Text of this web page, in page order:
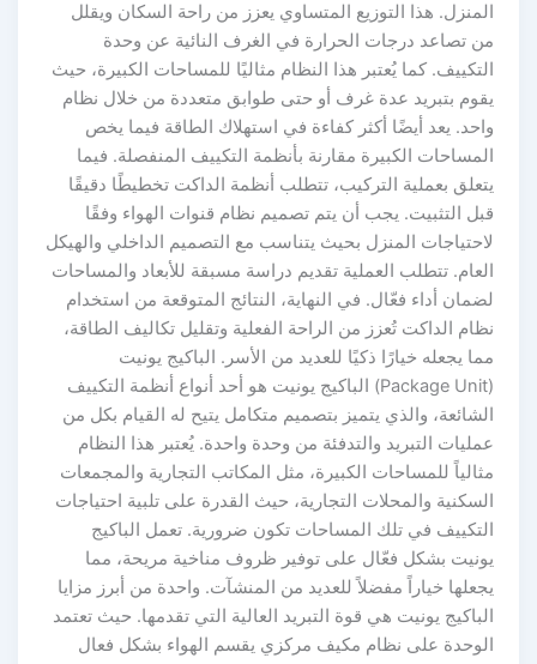
المنزل. هذا التوزيع المتساوي يعزز من راحة السكان ويقلل
من تصاعد درجات الحرارة في الغرف النائية عن وحدة
التكييف. كما يُعتبر هذا النظام مثاليًا للمساحات الكبيرة، حيث
يقوم بتبريد عدة غرف أو حتى طوابق متعددة من خلال نظام
واحد. يعد أيضًا أكثر كفاءة في استهلاك الطاقة فيما يخص
المساحات الكبيرة مقارنة بأنظمة التكييف المنفصلة. فيما
يتعلق بعملية التركيب، تتطلب أنظمة الداكت تخطيطًا دقيقًا
قبل التثبيت. يجب أن يتم تصميم نظام قنوات الهواء وفقًا
لاحتياجات المنزل بحيث يتناسب مع التصميم الداخلي والهيكل
العام. تتطلب العملية تقديم دراسة مسبقة للأبعاد والمساحات
لضمان أداء فعّال. في النهاية، النتائج المتوقعة من استخدام
نظام الداكت تُعزز من الراحة الفعلية وتقليل تكاليف الطاقة،
مما يجعله خيارًا ذكيًا للعديد من الأسر. الباكيج يونيت
(Package Unit) الباكيج يونيت هو أحد أنواع أنظمة التكييف
الشائعة، والذي يتميز بتصميم متكامل يتيح له القيام بكل من
عمليات التبريد والتدفئة من وحدة واحدة. يُعتبر هذا النظام
مثالياً للمساحات الكبيرة، مثل المكاتب التجارية والمجمعات
السكنية والمحلات التجارية، حيث القدرة على تلبية احتياجات
التكييف في تلك المساحات تكون ضرورية. تعمل الباكيج
يونيت بشكل فعّال على توفير ظروف مناخية مريحة، مما
يجعلها خياراً مفضلاً للعديد من المنشآت. واحدة من أبرز مزايا
الباكيج يونيت هي قوة التبريد العالية التي تقدمها. حيث تعتمد
الوحدة على نظام مكيف مركزي يقسم الهواء بشكل فعال